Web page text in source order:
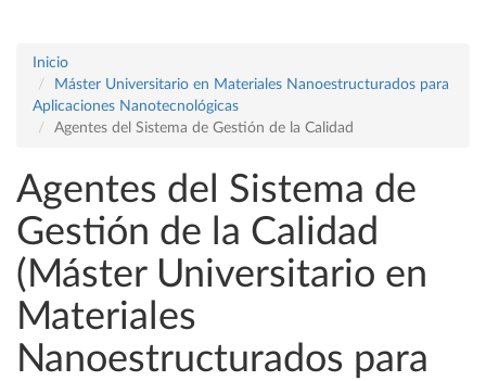
Inicio
Máster Universitario en Materiales Nanoestructurados para
Aplicaciones Nanotecnológicas
Agentes del Sistema de Gestión de la Calidad
Agentes del Sistema de
Gestión de la Calidad
(Máster Universitario en
Materiales
Nanoestructurados para